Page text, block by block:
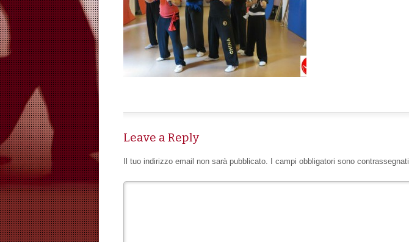
Leave a Reply
Il tuo indirizzo email non sarà pubblicato. I campi obbligatori sono contrassegnati